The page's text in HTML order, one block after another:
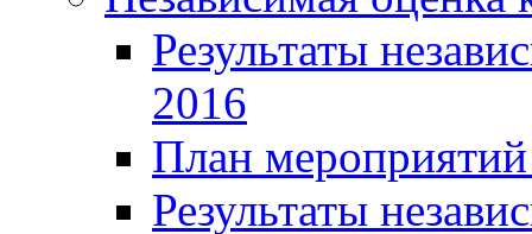
Результаты
2016
План
Результаты